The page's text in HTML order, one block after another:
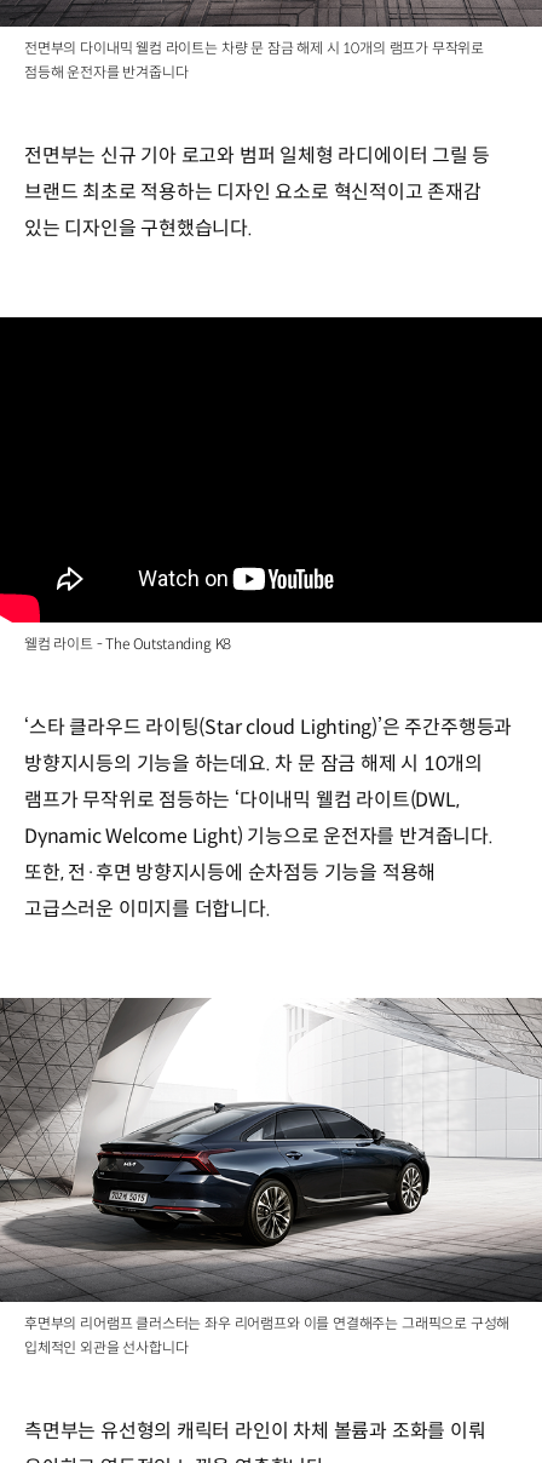
전면부의 다이내믹 웰컴 라이트는 차량 문 잠금 해제 시 10개의 램프가 무작위로
점등해 운전자를 반겨줍니다
전면부는 신규 기아 로고와 범퍼 일체형 라디에이터 그릴 등
브랜드 최초로 적용하는 디자인 요소로 혁신적이고 존재감
있는 디자인을 구현했습니다.
웰컴 라이트 - The Outstanding K8
‘스타 클라우드 라이팅(Star cloud Lighting)’은 주간주행등과
방향지시등의 기능을 하는데요. 차 문 잠금 해제 시 10개의
램프가 무작위로 점등하는 ‘다이내믹 웰컴 라이트(DWL,
Dynamic Welcome Light) 기능으로 운전자를 반겨줍니다.
또한, 전·후면 방향지시등에 순차점등 기능을 적용해
고급스러운 이미지를 더합니다.
후면부의 리어램프 클러스터는 좌우 리어램프와 이를 연결해주는 그래픽으로 구성해
입체적인 외관을 선사합니다
측면부는 유선형의 캐릭터 라인이 차체 볼륨과 조화를 이뤄